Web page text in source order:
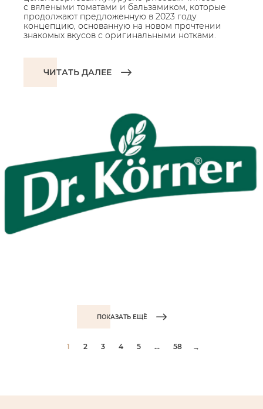
с вялеными томатами и бальзамиком, которые
продолжают предложенную в 2023 году
концепцию, основанную на новом прочтении
знакомых вкусов с оригинальными нотками.
ЧИТАТЬ ДАЛЕЕ
ПОКАЗАТЬ ЕЩЁ
1 2 3 4 5 ... 58 →